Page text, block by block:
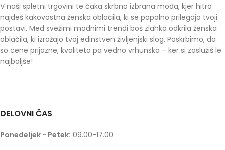
V naši spletni trgovini te čaka skrbno izbrana moda, kjer hitro
najdeš kakovostna ženska oblačila, ki se popolno prilegajo tvoji
postavi. Med svežimi modnimi trendi boš zlahka odkrila ženska
oblačila, ki izražajo tvoj edinstven življenjski slog. Poskrbimo, da
so cene prijazne, kvaliteta pa vedno vrhunska – ker si zaslužiš le
najboljše!
DELOVNI ČAS
Ponedeljek - Petek: 09.00-17.00